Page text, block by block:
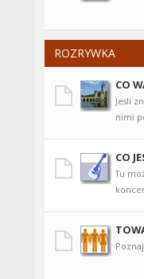
ROZRYWKA
CO
Jesli
nimi
CO
Tu